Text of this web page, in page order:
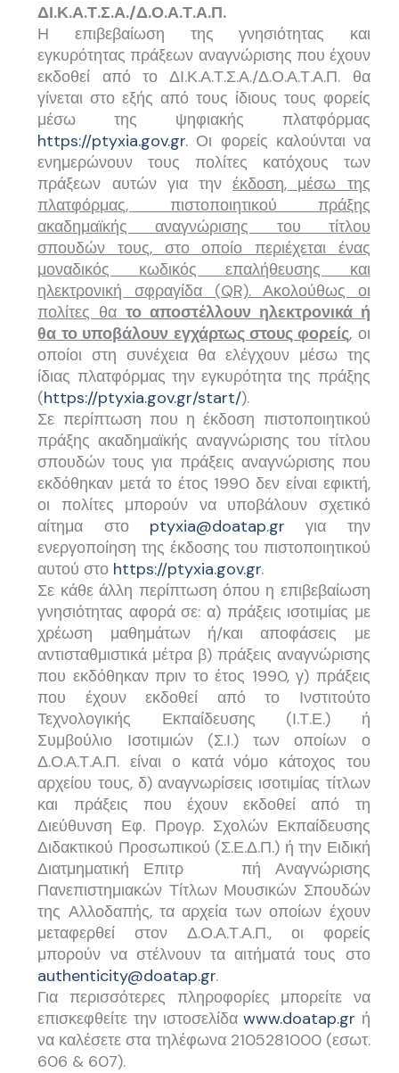
ΔΙ.Κ.Α.Τ.Σ.Α./Δ.Ο.Α.Τ.Α.Π.
Η επιβεβαίωση της γνησιότητας και
εγκυρότητας πράξεων αναγνώρισης που έχουν
εκδοθεί από το ΔΙ.Κ.Α.Τ.Σ.Α./Δ.Ο.Α.Τ.Α.Π. θα
γίνεται στο εξής από τους ίδιους τους φορείς
μέσω της ψηφιακής πλατφόρμας
https://ptyxia.gov.gr. Οι φορείς καλούνται να
ενημερώνουν τους πολίτες κατόχους των
πράξεων αυτών για τηνέκδοση, μέσω της
πλατφόρμας, πιστοποιητικού πράξης
ακαδημαϊκής αναγνώρισης του τίτλου
σπουδών τους, στο οποίο περιέχεται ένας
μοναδικός κωδικός επαλήθευσης και
ηλεκτρονική σφραγίδα (QR). Ακολούθως οι
πολίτες θατο αποστέλλουν ηλεκτρονικά ή
θα το υποβάλουν εγχάρτως στους φορείς, οι
οποίοι στη συνέχεια θα ελέγχουν μέσω της
ίδιας πλατφόρμας την εγκυρότητα της πράξης
(https://ptyxia.gov.gr/start/).
Σε περίπτωση που η έκδοση πιστοποιητικού
πράξης ακαδημαϊκής αναγνώρισης του τίτλου
σπουδών τους για πράξεις αναγνώρισης που
εκδόθηκαν μετά το έτος 1990 δεν είναι εφικτή,
οι πολίτες μπορούν να υποβάλουν σχετικό
αίτημα στο ptyxia@doatap.gr για την
ενεργοποίηση της έκδοσης του πιστοποιητικού
αυτού στο https://ptyxia.gov.gr.
Σε κάθε άλλη περίπτωση όπου η επιβεβαίωση
γνησιότητας αφορά σε: α) πράξεις ισοτιμίας με
χρέωση μαθημάτων ή/και αποφάσεις με
αντισταθμιστικά μέτρα β) πράξεις αναγνώρισης
που εκδόθηκαν πριν το έτος 1990, γ) πράξεις
που έχουν εκδοθεί από το Ινστιτούτο
Τεχνολογικής Εκπαίδευσης (Ι.Τ.Ε.) ή
Συμβούλιο Ισοτιμιών (Σ.Ι.) των οποίων ο
Δ.Ο.Α.Τ.Α.Π. είναι ο κατά νόμο κάτοχος του
αρχείου τους, δ) αναγνωρίσεις ισοτιμίας τίτλων
και πράξεις που έχουν εκδοθεί από τη
Διεύθυνση Εφ. Προγρ. Σχολών Εκπαίδευσης
Διδακτικού Προσωπικού (Σ.Ε.Δ.Π.) ή την Ειδική
Διατμηματική Επιτρ πή Αναγνώρισης
Πανεπιστημιακών Τίτλων Μουσικών Σπουδών
της Αλλοδαπής, τα αρχεία των οποίων έχουν
μεταφερθεί στον Δ.Ο.Α.Τ.Α.Π., οι φορείς
μπορούν να στέλνουν τα αιτήματά τους στο
authenticity@doatap.gr.
Για περισσότερες πληροφορίες μπορείτε να
επισκεφθείτε την ιστοσελίδαwww.doatap.gr ή
να καλέσετε στα τηλέφωνα 2105281000 (εσωτ.
606 & 607).